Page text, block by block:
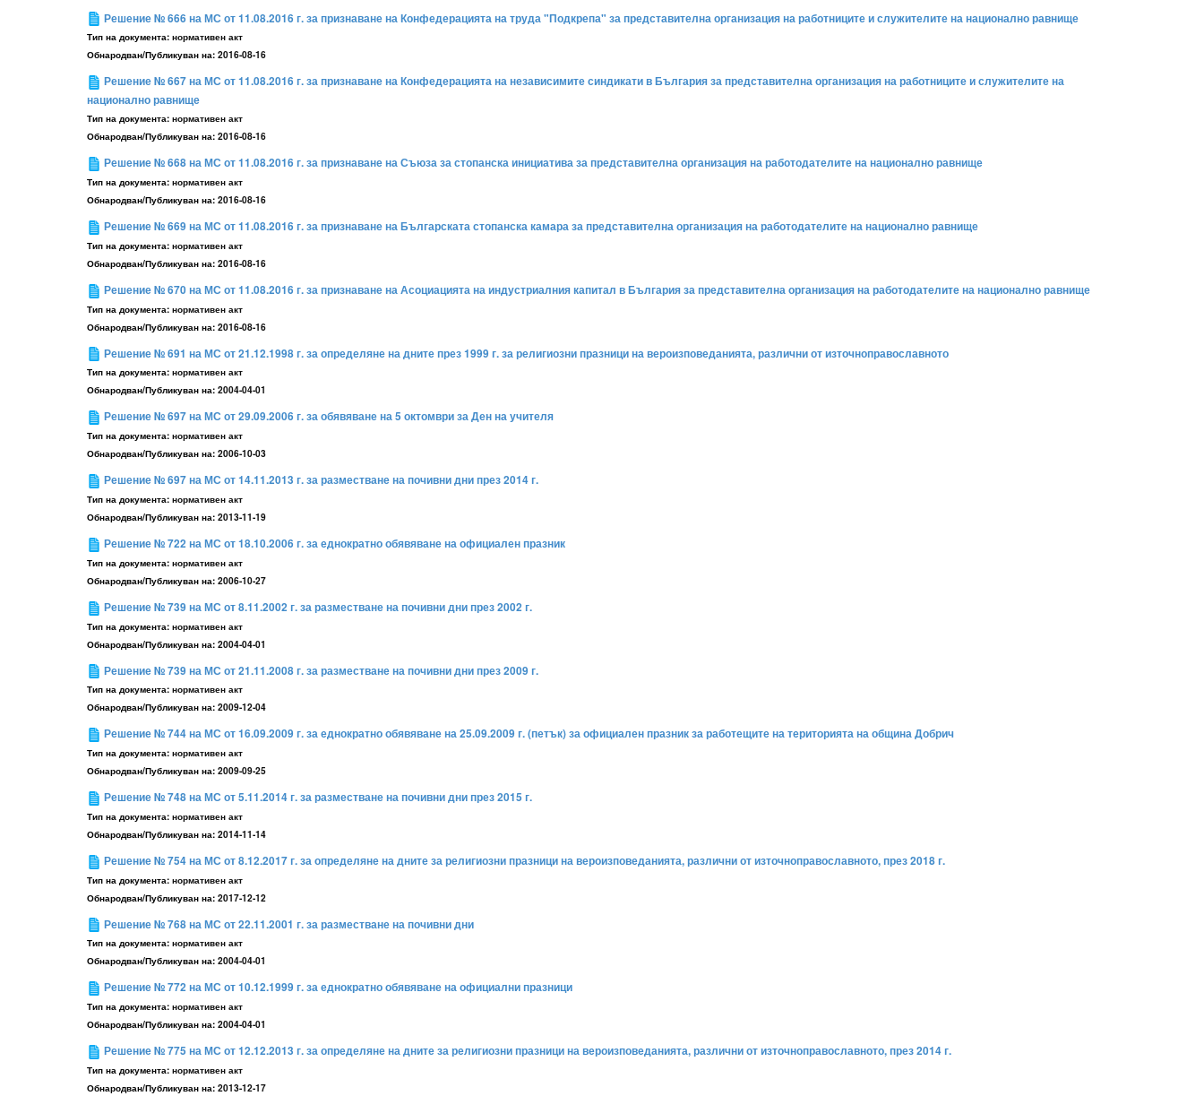
Решение № 666 на МС от 11.08.2016 г. за признаване на Конфедерацията на труда "Подкрепа" за представителна организация на работниците и служителите на национално равнище
Тип на документа: нормативен акт
Обнародван/Публикуван на: 2016-08-16
Решение № 667 на МС от 11.08.2016 г. за признаване на Конфедерацията на независимите синдикати в България за представителна организация на работниците и служителите на
национално равнище
Тип на документа: нормативен акт
Обнародван/Публикуван на: 2016-08-16
Решение № 668 на МС от 11.08.2016 г. за признаване на Съюза за стопанска инициатива за представителна организация на работодателите на национално равнище
Тип на документа: нормативен акт
Обнародван/Публикуван на: 2016-08-16
Решение № 669 на МС от 11.08.2016 г. за признаване на Българската стопанска камара за представителна организация на работодателите на национално равнище
Тип на документа: нормативен акт
Обнародван/Публикуван на: 2016-08-16
Решение № 670 на МС от 11.08.2016 г. за признаване на Асоциацията на индустриалния капитал в България за представителна организация на работодателите на национално равнище
Тип на документа: нормативен акт
Обнародван/Публикуван на: 2016-08-16
Решение № 691 на МС от 21.12.1998 г. за определяне на дните през 1999 г. за религиозни празници на вероизповеданията, различни от източноправославното
Тип на документа: нормативен акт
Обнародван/Публикуван на: 2004-04-01
Решение № 697 на МС от 29.09.2006 г. за обявяване на 5 октомври за Ден на учителя
Тип на документа: нормативен акт
Обнародван/Публикуван на: 2006-10-03
Решение № 697 на МС от 14.11.2013 г. за разместване на почивни дни през 2014 г.
Тип на документа: нормативен акт
Обнародван/Публикуван на: 2013-11-19
Решение № 722 на МС от 18.10.2006 г. за еднократно обявяване на официален празник
Тип на документа: нормативен акт
Обнародван/Публикуван на: 2006-10-27
Решение № 739 на МС от 8.11.2002 г. за разместване на почивни дни през 2002 г.
Тип на документа: нормативен акт
Обнародван/Публикуван на: 2004-04-01
Решение № 739 на МС от 21.11.2008 г. за разместване на почивни дни през 2009 г.
Тип на документа: нормативен акт
Обнародван/Публикуван на: 2009-12-04
Решение № 744 на МС от 16.09.2009 г. за еднократно обявяване на 25.09.2009 г. (петък) за официален празник за работещите на територията на община Добрич
Тип на документа: нормативен акт
Обнародван/Публикуван на: 2009-09-25
Решение № 748 на МС от 5.11.2014 г. за разместване на почивни дни през 2015 г.
Тип на документа: нормативен акт
Обнародван/Публикуван на: 2014-11-14
Решение № 754 на МС от 8.12.2017 г. за определяне на дните за религиозни празници на вероизповеданията, различни от източноправославното, през 2018 г.
Тип на документа: нормативен акт
Обнародван/Публикуван на: 2017-12-12
Решение № 768 на МС от 22.11.2001 г. за разместване на почивни дни
Тип на документа: нормативен акт
Обнародван/Публикуван на: 2004-04-01
Решение № 772 на МС от 10.12.1999 г. за еднократно обявяване на официални празници
Тип на документа: нормативен акт
Обнародван/Публикуван на: 2004-04-01
Решение № 775 на МС от 12.12.2013 г. за определяне на дните за религиозни празници на вероизповеданията, различни от източноправославното, през 2014 г.
Тип на документа: нормативен акт
Обнародван/Публикуван на: 2013-12-17